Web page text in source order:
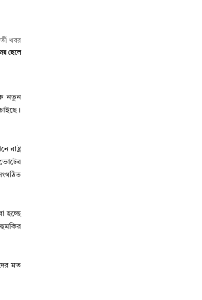
খবর
ছেলে
নতুন
হচ্ছে
মত